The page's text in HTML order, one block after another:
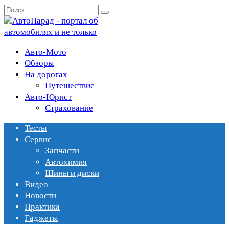
Перейти
к
содержанию
Search
for:
Авто-Мото
Обзоры
На дорогах
Путешествие
Авто-Юрист
Страхование
Тесты
Сервис
Запчасти
Автохимия
Шины и диски
Видео
Новости
Практика
Гаджеты